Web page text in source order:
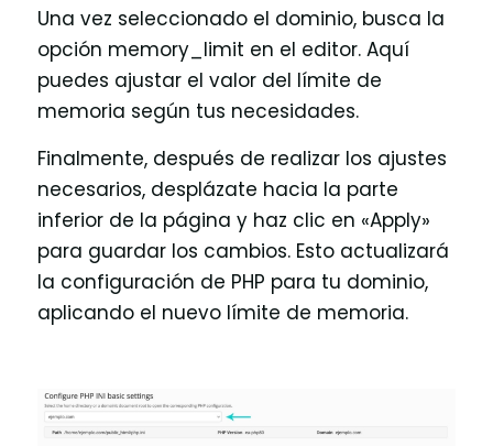
Una vez seleccionado el dominio, busca la
opción memory_limit en el editor. Aquí
puedes ajustar el valor del límite de
memoria según tus necesidades.
Finalmente, después de realizar los ajustes
necesarios, desplázate hacia la parte
inferior de la página y haz clic en «Apply»
para guardar los cambios. Esto actualizará
la configuración de PHP para tu dominio,
aplicando el nuevo límite de memoria.